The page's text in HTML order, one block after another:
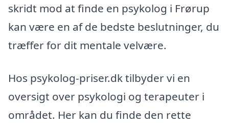
skridt mod at finde en psykolog i Frørup
kan være en af de bedste beslutninger, du
træffer for dit mentale velvære.
Hos psykolog-priser.dk tilbyder vi en
oversigt over psykologi og terapeuter i
området. Her kan du finde den rette